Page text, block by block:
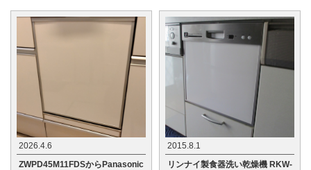
2026.4.6
ZWPD45M11FDSからPanasonic
2015.8.1
リンナイ製食器洗い乾燥機 RKW-